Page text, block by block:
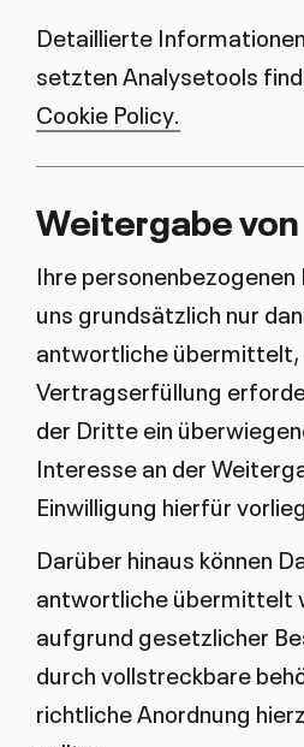
De­tail­lier­te
setz­ten Ana­ly­se­tools
Cookie Policy.
Wei­ter­ga­be
Ih­re
uns grund­sätz­lich nur
ant­wort­li­che über­mit­telt,
Ver­trags­er­fül­lung
der Drit­te ein
In­ter­es­se an der
Ein­wil­li­gung hier­für
Dar­über hin­aus kön­nen
ant­wort­li­che über­mit­telt
auf­grund ge­setz­li­cher
durch voll­streck­ba­re
richt­li­che An­ord­nung